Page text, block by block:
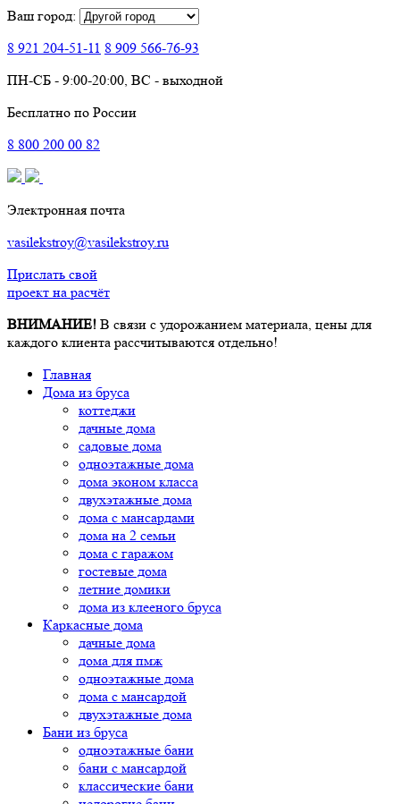
Ваш город:
8 921 204-51-11 8 909 566-76-93
ПН-СБ - 9:00-20:00, ВС - выходной
Бесплатно по России
8 800 200 00 82
Электронная почта
vasilekstroy@vasilekstroy.ru
Прислать свой
проект на расчёт
ВНИМАНИЕ! В связи с удорожанием материала, цены для
каждого клиента рассчитываются отдельно!
Главная
Дома из бруса
коттеджи
дачные дома
садовые дома
одноэтажные дома
дома эконом класса
двухэтажные дома
дома с мансардами
дома на 2 семьи
дома с гаражом
гостевые дома
летние домики
дома из клееного бруса
Каркасные дома
дачные дома
дома для пмж
одноэтажные дома
дома с мансардой
двухэтажные дома
Бани из бруса
одноэтажные бани
бани с мансардой
классические бани